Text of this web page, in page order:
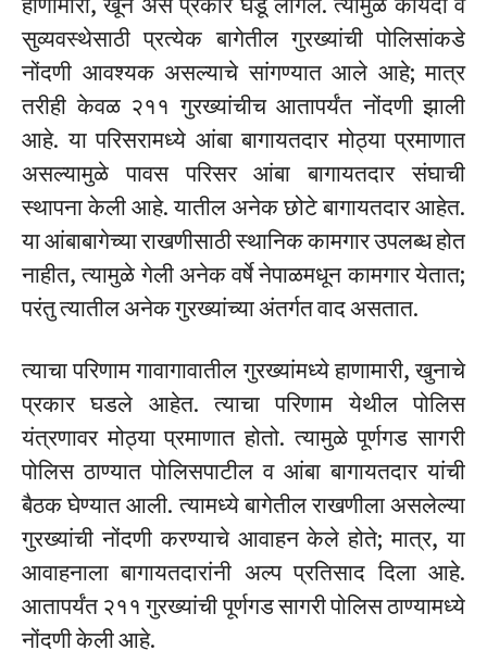
सुव्यवस्थेसाठी प्रत्येक बागेतील गुरख्यांची पोलिसांकडे
नोंदणी आवश्यक असल्याचे सांगण्यात आले आहे; मात्र
तरीही केवळ २११ गुरख्यांचीच आतापर्यंत नोंदणी झाली
आहे. या परिसरामध्ये आंबा बागायतदार मोठ्या प्रमाणात
असल्यामुळे पावस परिसर आंबा बागायतदार संघाची
स्थापना केली आहे. यातील अनेक छोटे बागायतदार आहेत.
या आंबाबागेच्या राखणीसाठी स्थानिक कामगार उपलब्ध होत
नाहीत, त्यामुळे गेली अनेक वर्षे नेपाळमधून कामगार येतात;
परंतु त्यातील अनेक गुरख्यांच्या अंतर्गत वाद असतात.
त्याचा परिणाम गावागावातील गुरख्यांमध्ये हाणामारी, खुनाचे
प्रकार घडले आहेत. त्याचा परिणाम येथील पोलिस
यंत्रणावर मोठ्या प्रमाणात होतो. त्यामुळे पूर्णगड सागरी
पोलिस ठाण्यात पोलिसपाटील व आंबा बागायतदार यांची
बैठक घेण्यात आली. त्यामध्ये बागेतील राखणीला असलेल्या
गुरख्यांची नोंदणी करण्याचे आवाहन केले होते; मात्र, या
आवाहनाला बागायतदारांनी अल्प प्रतिसाद दिला आहे.
आतापर्यंत २११ गुरख्यांची पूर्णगड सागरी पोलिस ठाण्यामध्ये
नोंदणी केली आहे.